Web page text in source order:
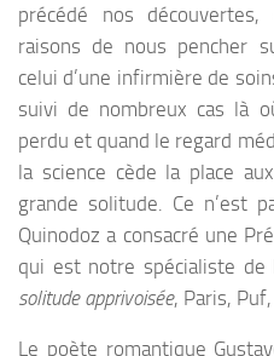
précédé nos
raisons de nous pencher
celui d’une infirmière de
suivi de nombreux cas là
perdu et quand le regard
la science cède la place
grande solitude. Ce n’est
Quinodoz a consacré une
qui est notre spécialiste de
solitude apprivoisée, Paris,
Le poète romantique